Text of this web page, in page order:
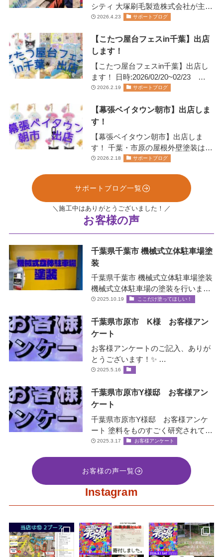
シティ 大塚刷毛製造株式会社が主催
します 2026年2月13日(金)14日(土)に
2026.4.23 サポートブログ
【こたつ屋台フェスin千葉】出店
します！
【こたつ屋台フェスin千葉】出店し
ます！ 日時:2026/02/20~02/23
11:00~20:00日にちにより営業…
2026.2.19 サポートブログ
【幕張ベイタウン朝市】出店しま
す！
【幕張ベイタウン朝市】出店しま
す！ 千葉・市原の屋根外壁塗装は、
お任せください！株式会社リペイン
2026.2.18 サポートブログ
サポートブログ一覧
＼施工中はありがとうございました！／
お客様の声
千葉県千葉市 機械式立体駐車場塗
装
千葉県千葉市 機械式立体駐車場塗装
機械式立体駐車場の塗装を行いまし
た！✨ 機械式立体駐車場とは？ エレ
2025.10.19 ここだけ塗ってほしい！
千葉県市原市 K様 お客様アン
ケート
お客様アンケートのご記入、ありが
とうございます！✨ …
2025.5.16
千葉県市原市Y様邸 お客様アン
ケート
千葉県市原市Y様邸 お客様アンケ
ート 塗料をものすごく研究されてい
て、お客様の大事な家を守ると言う
2025.3.17 お客様アンケート
お客様の声一覧
Instagram